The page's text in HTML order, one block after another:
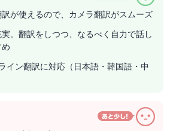
訳が使えるので、カメラ翻訳がスムーズ
。翻訳をしつつ、なるべく自力で話し
イン翻訳に対応（日本語・韓国語・中